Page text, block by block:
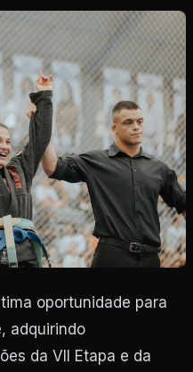
oportunidade para
adquirindo
da VII Etapa e da